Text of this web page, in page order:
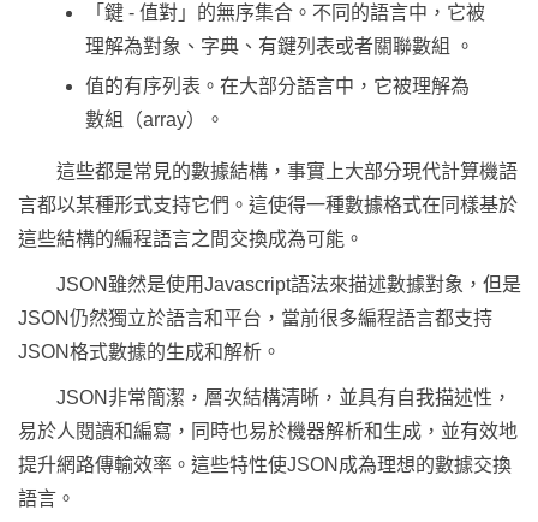
「鍵 - 值對」的無序集合。不同的語言中，它被
理解為對象、字典、有鍵列表或者關聯數組 。
值的有序列表。在大部分語言中，它被理解為
數組（array）。
這些都是常見的數據結構，事實上大部分現代計算機語
言都以某種形式支持它們。這使得一種數據格式在同樣基於
這些結構的編程語言之間交換成為可能。
JSON雖然是使用Javascript語法來描述數據對象，但是
JSON仍然獨立於語言和平台，當前很多編程語言都支持
JSON格式數據的生成和解析。
JSON非常簡潔，層次結構清晰，並具有自我描述性，
易於人閱讀和編寫，同時也易於機器解析和生成，並有效地
提升網路傳輸效率。這些特性使JSON成為理想的數據交換
語言。